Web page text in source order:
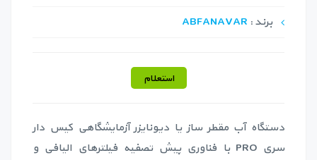
برند : ABFANAVAR
استعلام
دستگاه آب مقطر ساز یا دیونایزر آزمایشگاهی کیس دار
سری PRO با فناوری پیش تصفیه فیلترهای الیافی و